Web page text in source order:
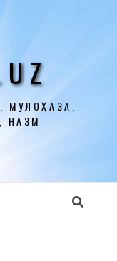
МУЛОҲАЗА,
НАЗМ